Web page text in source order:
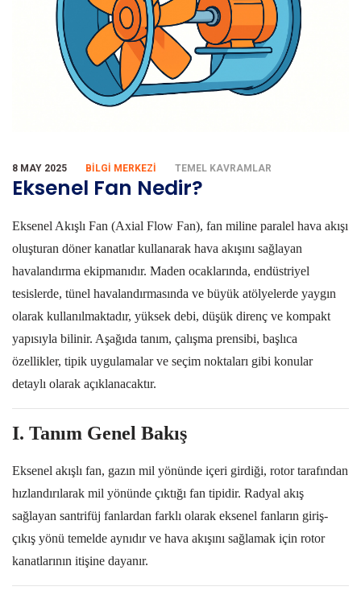
8 MAY 2025 BILGI MERKEZI TEMEL KAVRAMLAR
Eksenel Fan Nedir?
Eksenel Akışlı Fan (Axial Flow Fan), fan miline paralel hava akışı
oluşturan döner kanatlar kullanarak hava akışını sağlayan
havalandırma ekipmanıdır. Maden ocaklarında, endüstriyel
tesislerde, tünel havalandırmasında ve büyük atölyelerde yaygın
olarak kullanılmaktadır, yüksek debi, düşük direnç ve kompakt
yapısıyla bilinir. Aşağıda tanım, çalışma prensibi, başlıca
özellikler, tipik uygulamalar ve seçim noktaları gibi konular
detaylı olarak açıklanacaktır.
I. Tanım Genel Bakış
Eksenel akışlı fan, gazın mil yönünde içeri girdiği, rotor tarafından
hızlandırılarak mil yönünde çıktığı fan tipidir. Radyal akış
sağlayan santrifüj fanlardan farklı olarak eksenel fanların giriş-
çıkış yönü temelde aynıdır ve hava akışını sağlamak için rotor
kanatlarının itişine dayanır.